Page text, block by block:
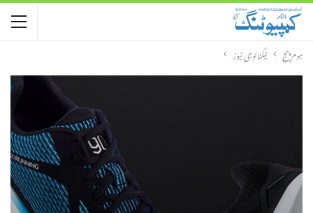
ہوم پیج ٹیکنالوجی نیوز